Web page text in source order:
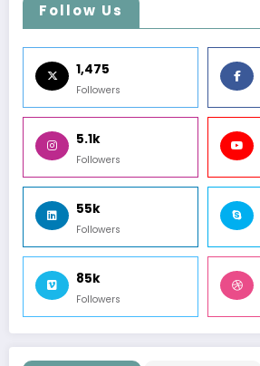
Follow Us
1,475
Followers
5.1k
Followers
55k
Followers
85k
Followers